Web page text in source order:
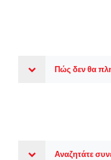
Πώς δεν θα
Αναζητάτε